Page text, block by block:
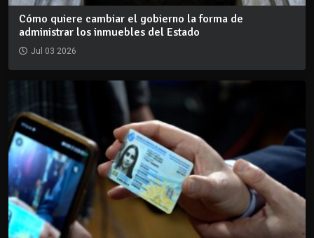
Cómo quiere cambiar el gobierno la forma de
administrar los inmuebles del Estado
Jul 03 2026